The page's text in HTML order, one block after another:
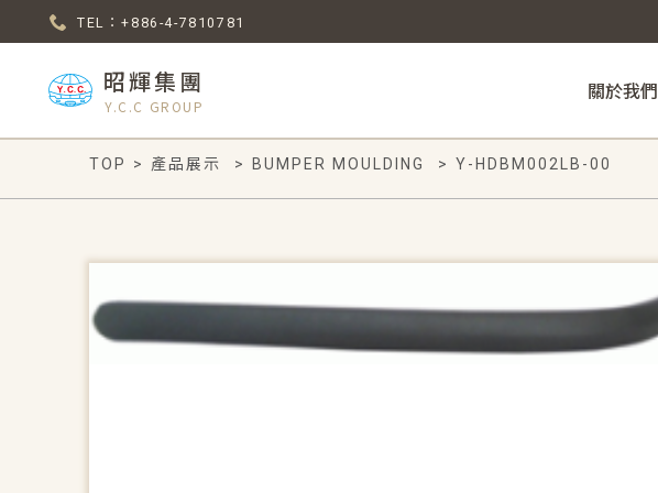
TEL：+886-4-7810781
昭輝集團
Y.C.C GROUP
關於我們
TOP > 產品展示 > BUMPER MOULDING > Y-HDBM002LB-00